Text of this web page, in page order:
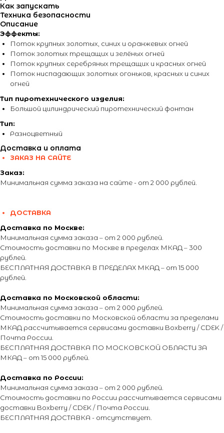
Как запускать
Техника безопасности
Описание
Эффекты:
Поток крупных золотых, синих и оранжевых огней
Поток золотых трещащих и зелёных огней
Поток крупных серебряных трещащих и красных огней
Поток ниспадающих золотых огоньков, красных и синих
огней
Тип пиротехнического изделия:
Большой цилиндрический пиротехнический фонтан
Тип:
Разноцветный
Доставка и оплата
ЗАКАЗ НА САЙТЕ
Заказ:
Минимальная сумма заказа на сайте - от 2 000 рублей.
ДОСТАВКА
Доставка по Москве:
Минимальная сумма заказа – от 2 000 рублей.
Стоимость доставки по Москве в пределах МКАД – 300
рублей.
БЕСПЛАТНАЯ ДОСТАВКА В ПРЕДЕЛАХ МКАД – от 15 000
рублей.
Доставка по Московской области:
Минимальная сумма заказа – от 2 000 рублей.
Стоимость доставки по Московской области за пределами
МКАД рассчитывается сервисами доставки Boxberry / CDEK /
Почта России.
БЕСПЛАТНАЯ ДОСТАВКА ПО МОСКОВСКОЙ ОБЛАСТИ ЗА
МКАД – от 15 000 рублей.
Доставка по России:
Минимальная сумма заказа – от 2 000 рублей.
Стоимость доставки по России рассчитывается сервисами
доставки Boxberry / CDEK / Почта России.
БЕСПЛАТНАЯ ДОСТАВКА - отсутствует.